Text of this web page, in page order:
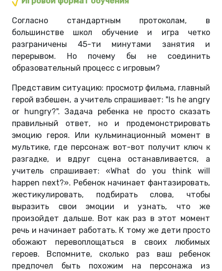
Согласно стандартным протоколам, в
большинстве школ обучение и игра четко
разграничены 45-ти минутами занятия и
перерывом. Но почему бы не соединить
образовательный процесс с игровым?
Представим ситуацию: просмотр фильма, главный
герой взбешен, а учитель спрашивает: "Is he angry
or hungry?". Задача ребенка не просто сказать
правильный ответ, но и продемонстрировать
эмоцию героя. Или кульминационный момент в
мультике, где персонаж вот-вот получит ключ к
разгадке, и вдруг сцена останавливается, а
учитель спрашивает: «What do you think will
happen next?». Ребенок начинает фантазировать,
жестикулировать, подбирать слова, чтобы
выразить свои эмоции и узнать, что же
произойдет дальше. Вот как раз в этот момент
речь и начинает работать. К тому же дети просто
обожают перевоплощаться в своих любимых
героев. Вспомните, сколько раз ваш ребенок
предпочел быть похожим на персонажа из